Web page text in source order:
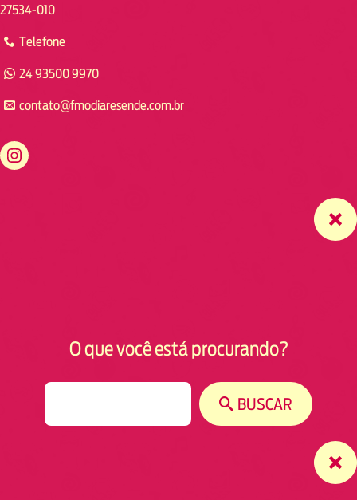
27534-010
Telefone
24 93500 9970
contato@fmodiaresende.com.br
https://www.instagram.com/fmodiaresende
O que você está procurando?
BUSCAR